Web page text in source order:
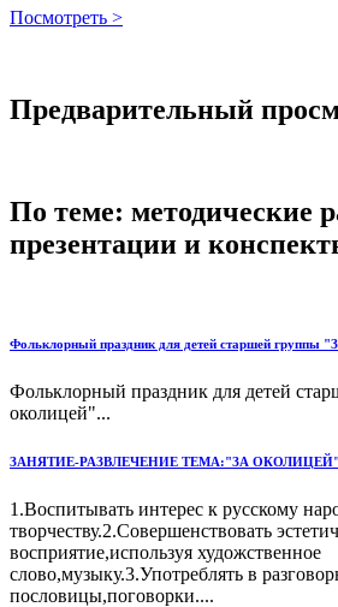
Посмотреть >
Предварительный
По теме: методические
презентации и
Фольклорный праздник для детей старшей группы
Фольклорный праздник для детей
околицей"...
ЗАНЯТИЕ-РАЗВЛЕЧЕНИЕ ТЕМА:"ЗА ОКОЛИЦЕЙ"
1.Воспитывать интерес к русскому
творчеству.2.Совершенствовать
восприятие,используя художственное
слово,музыку.3.Употреблять в
пословицы,поговорки....